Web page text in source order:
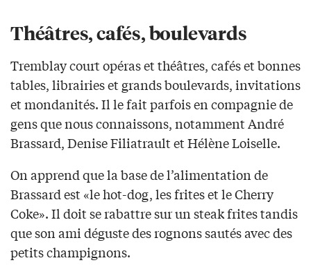
Théâtres, cafés, boulevards
Tremblay court opéras et théâtres, cafés et bonnes
tables, librairies et grands boulevards, invitations
et mondanités. Il le fait parfois en compagnie de
gens que nous connaissons, notamment André
Brassard, Denise Filiatrault et Hélène Loiselle.
On apprend que la base de l’alimentation de
Brassard est «le hot-dog, les frites et le Cherry
Coke». Il doit se rabattre sur un steak frites tandis
que son ami déguste des rognons sautés avec des
petits champignons.